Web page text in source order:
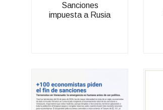
Sanciones
impuesta a Rusia